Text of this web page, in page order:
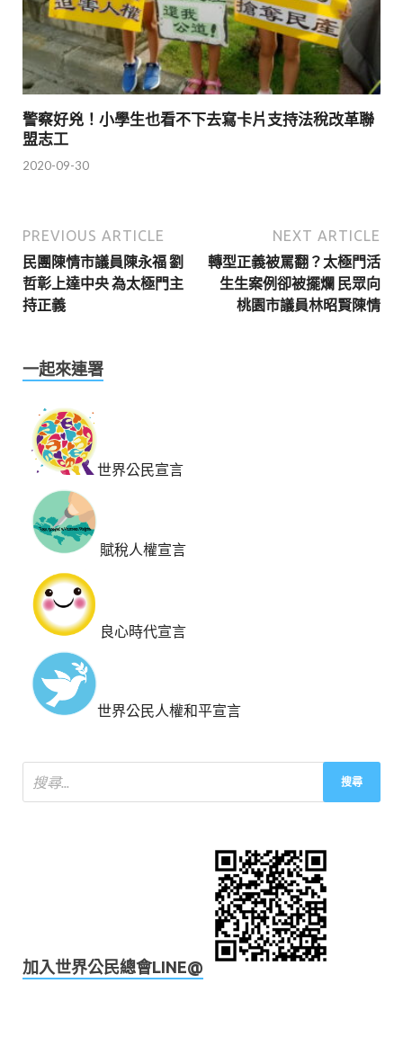
警察好兇！小學生也看不下去寫卡片支持法稅改革聯
盟志工
2020-09-30
PREVIOUS ARTICLE
民團陳情市議員陳永福 劉
哲彰上達中央 為太極門主
持正義
NEXT ARTICLE
轉型正義被罵翻？太極門活
生生案例卻被擺爛 民眾向
桃園市議員林昭賢陳情
一起來連署
世界公民宣言
賦稅人權宣言
良心時代宣言
世界公民人權和平宣言
加入世界公民總會LINE@